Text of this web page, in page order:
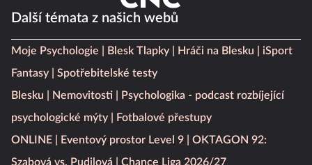
Další témata z našich webů
Moje Psychologie Blesk Tlapky Hráči na Blesku
iSport
Fantasy
Spotřebitelské testy
Blesku
Nemovitosti
Psychologika - podcast rozbíjející
psychologické mýty
Fotbalové přestupy
ONLINE
Eventový prostor Level 9
OKTAGON 92:
Szabová vs. Pudilová
Chance Liga 2026/27